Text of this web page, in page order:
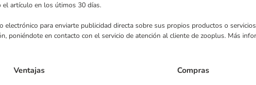
el artículo en los útimos 30 días.
electrónico para enviarte publicidad directa sobre sus propios productos o
poniéndote en contacto con el servicio de atención al cliente de zooplus. Más
Ventajas Compras